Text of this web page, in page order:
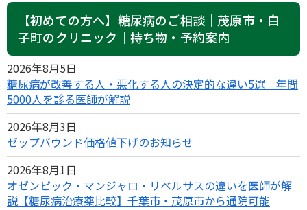
【初めての方へ】糖尿病のご相談｜茂原市・白
子町のクリニック｜持ち物・予約案内
2026年8月5日
糖尿病が改善する人・悪化する人の決定的な違い5選｜年間
5000人を診る医師が解説
2026年8月3日
ゼップバウンド価格値下げのお知らせ
2026年8月1日
オゼンピック・マンジャロ・リベルサスの違いを医師が解
説【糖尿病治療薬比較】千葉市・茂原市から通院可能